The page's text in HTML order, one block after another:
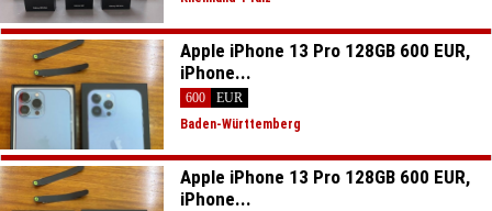
Apple iPhone 13 Pro 128GB 600 EUR,
iPhone...
600
EUR
Baden-Württemberg
Apple iPhone 13 Pro 128GB 600 EUR,
iPhone...